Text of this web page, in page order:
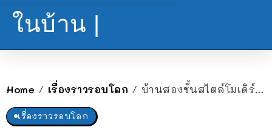
ในบ้าน |
Home / เรื่องราวรอบโลก / บ้านสองชั้นสไตล์โมเดิร์น ดีไซน์สวยเด่น พร้อมสระว่าน้ำส่วนตัวบนพื้นที่ใช้สอยกว้างขวาง
เรื่องราวรอบโลก